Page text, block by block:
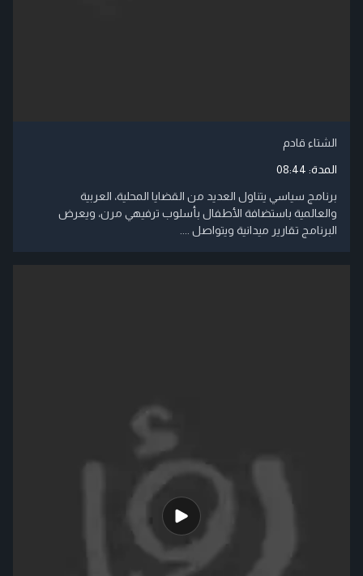
الشتاء قادم
المدة: 08:44
برنامج سياسي يتناول العديد من القضايا المحلية، العربية
والعالمية باستضافة الأطفال بأسلوب ترفيهي مرن، ويعرض
البرنامج تقارير ميدانية ويتواصل ....